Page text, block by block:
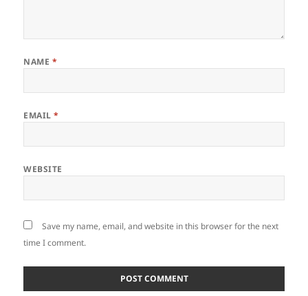
NAME *
EMAIL*
WEBSITE
Save my name, email, and website in this browser for the next
time I comment.